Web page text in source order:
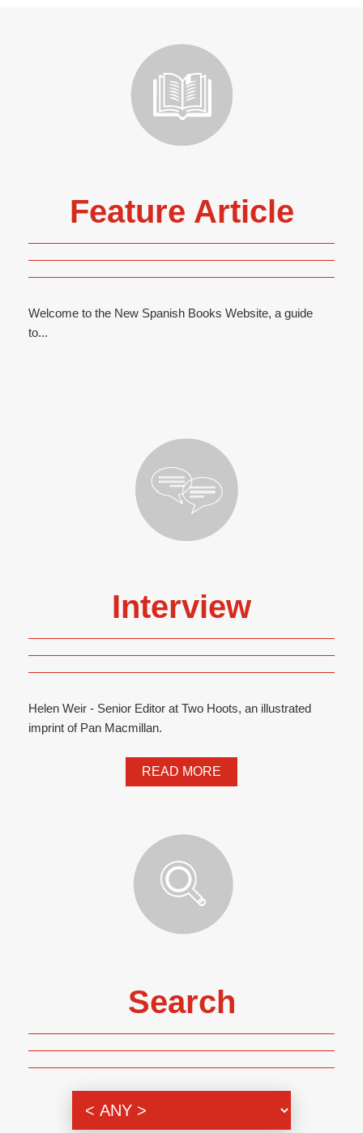
Feature Article
Welcome to the New Spanish Books Website, a guide
to...
Interview
Helen Weir - Senior Editor at Two Hoots, an illustrated
imprint of Pan Macmillan.
READ MORE
Search